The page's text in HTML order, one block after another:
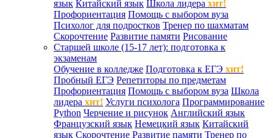
язык Китайский язык Школа лидера хит!
Профориентация Помощь с выбором вуза
Психолог для подростков Тренер по шахматам
Скорочтение Развитие памяти Рисование
Старшей школе (15-17 лет): подготовка к
экзаменам
Обучение в колледже Подготовка к ЕГЭ хит!
Пробный ЕГЭ Репетиторы по предметам
Профориентация Помощь с выбором вуза Школа
лидера хит! Услуги психолога Программирование
Python Черчение и рисунок Английский язык
Французский язык Немецкий язык Китайский
язык Скорочтение Развитие памяти Тренер по